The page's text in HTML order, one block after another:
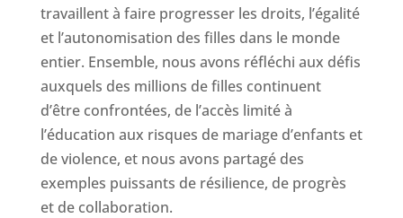
travaillent à faire progresser les droits, l’égalité
et l’autonomisation des filles dans le monde
entier. Ensemble, nous avons réfléchi aux défis
auxquels des millions de filles continuent
d’être confrontées, de l’accès limité à
l’éducation aux risques de mariage d’enfants et
de violence, et nous avons partagé des
exemples puissants de résilience, de progrès
et de collaboration.